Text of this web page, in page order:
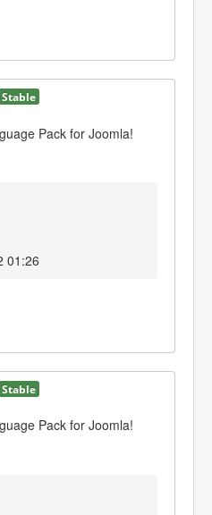
Stable
Pack for Joomla!
01:26
Stable
Pack for Joomla!